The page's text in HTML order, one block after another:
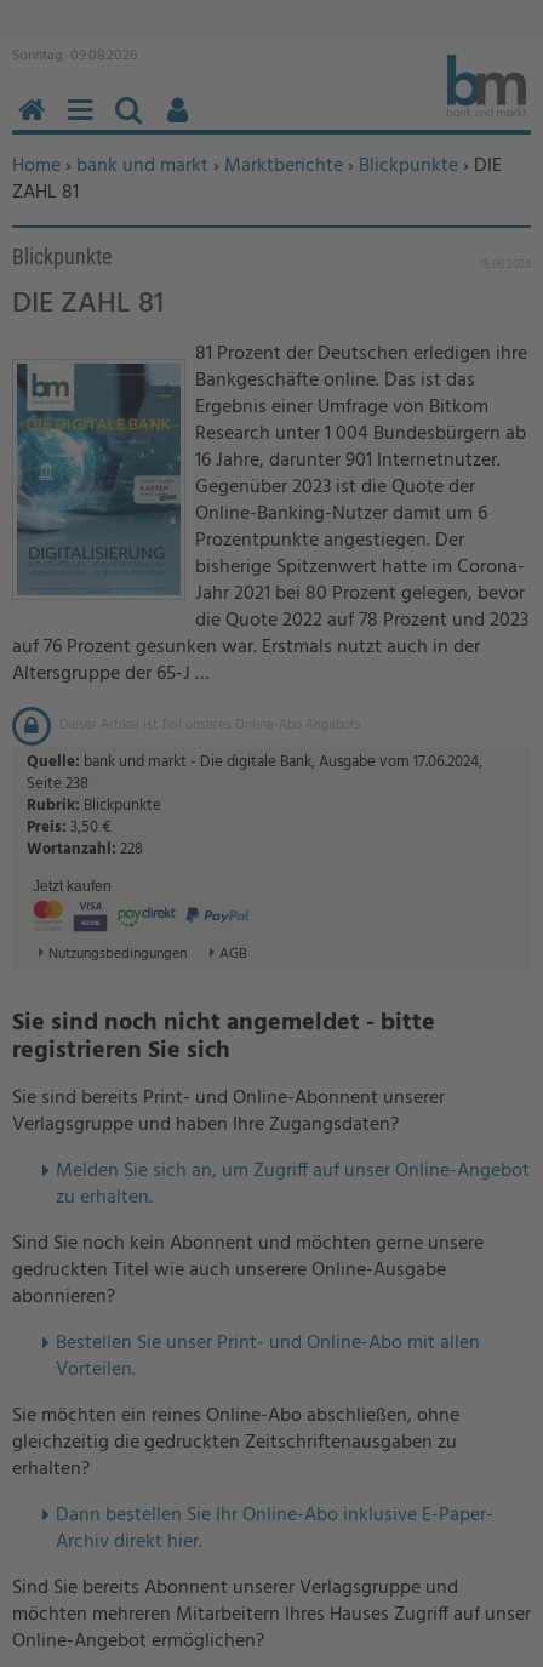
Sonntag, 09.08.2026
Sie befinden sich hier:
Home› bank und markt › Marktberichte› Blickpunkte› DIE
ZAHL 81
Blickpunkte 15.06.2024
DIE ZAHL 81
81 Prozent der Deutschen erledigen ihre
Bankgeschäfte online. Das ist das
Ergebnis einer Umfrage von Bitkom
Research unter 1 004 Bundesbürgern ab
16 Jahre, darunter 901 Internetnutzer.
Gegenüber 2023 ist die Quote der
Online-Banking-Nutzer damit um 6
Prozentpunkte angestiegen. Der
bisherige Spitzenwert hatte im Corona-
Jahr 2021 bei 80 Prozent gelegen, bevor
die Quote 2022 auf 78 Prozent und 2023
auf 76 Prozent gesunken war. Erstmals nutzt auch in der
Altersgruppe der 65-J …
Dieser Artikel ist Teil unseres Online-Abo Angebots.
Quelle: bank und markt - Die digitale Bank, Ausgabe vom 17.06.2024,
Seite 238
Rubrik: Blickpunkte
Preis:3,50 €
Wortanzahl:228
Jetzt kaufen
Nutzungsbedingungen AGB
Sie sind noch nicht angemeldet - bitte
registrieren Sie sich
Sie sind bereits Print- und Online-Abonnent unserer
Verlagsgruppe und haben Ihre Zugangsdaten?
Melden Sie sich an, um Zugriff auf unser Online-Angebot
zu erhalten.
Sind Sie noch kein Abonnent und möchten gerne unsere
gedruckten Titel wie auch unserere Online-Ausgabe
abonnieren?
Bestellen Sie unser Print- und Online-Abo mit allen
Vorteilen.
Sie möchten ein reines Online-Abo abschließen, ohne
gleichzeitig die gedruckten Zeitschriftenausgaben zu
erhalten?
Dann bestellen Sie Ihr Online-Abo inklusive E-Paper-
Archiv direkt hier.
Sind Sie bereits Abonnent unserer Verlagsgruppe und
möchten mehreren Mitarbeitern Ihres Hauses Zugriff auf unser
Online-Angebot ermöglichen?
HOMEMENÜSUCHEN
BENUTZERFUNKTIONEN